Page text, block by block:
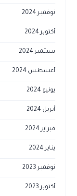
نوفمبر 2024
أكتوبر 2024
سبتمبر 2024
أغسطس 2024
يونيو 2024
أبريل 2024
فبراير 2024
يناير 2024
نوفمبر 2023
أكتوبر 2023